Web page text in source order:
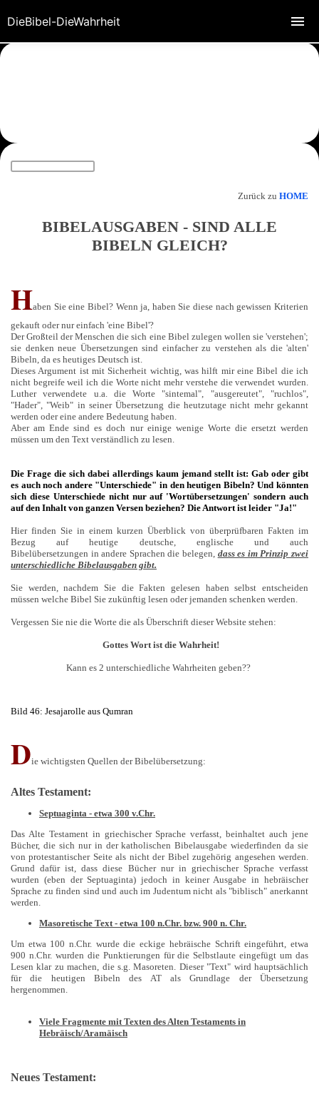
Zurück zu HOME
BIBELAUSGABEN - SIND ALLE
BIBELN GLEICH?
Haben Sie eine Bibel? Wenn ja, haben Sie diese nach gewissen Kriterien
gekauft oder nur einfach 'eine Bibel'?
Der Großteil der Menschen die sich eine Bibel zulegen wollen sie 'verstehen';
sie denken neue Übersetzungen sind einfacher zu verstehen als die 'alten'
Bibeln, da es heutiges Deutsch ist.
Dieses Argument ist mit Sicherheit wichtig, was hilft mir eine Bibel die ich
nicht begreife weil ich die Worte nicht mehr verstehe die verwendet wurden.
Luther verwendete u.a. die Worte "sintemal", "ausgereutet", "ruchlos",
"Hader", "Weib" in seiner Übersetzung die heutzutage nicht mehr gekannt
werden oder eine andere Bedeutung haben.
Aber am Ende sind es doch nur einige wenige Worte die ersetzt werden
müssen um den Text verständlich zu lesen.
Die Frage die sich dabei allerdings kaum jemand stellt ist: Gab oder gibt
es auch noch andere "Unterschiede" in den heutigen Bibeln? Und könnten
sich diese Unterschiede nicht nur auf 'Wortübersetzungen' sondern auch
auf den Inhalt von ganzen Versen beziehen? Die Antwort ist leider "Ja!"
Hier finden Sie in einem kurzen Überblick von überprüfbaren Fakten im
Bezug auf heutige deutsche, englische und auch
Bibelübersetzungen in andere Sprachen die belegen, dass es im Prinzip zwei
unterschiedliche Bibelausgaben gibt.
Sie werden, nachdem Sie die Fakten gelesen haben selbst entscheiden
müssen welche Bibel Sie zukünftig lesen oder jemanden schenken werden.
Vergessen Sie nie die Worte die als Überschrift dieser Website stehen:
Gottes Wort ist die Wahrheit!
Kann es 2 unterschiedliche Wahrheiten geben??
Bild 46: Jesajarolle aus Qumran
Die wichtigsten Quellen der Bibelübersetzung:
Altes Testament:
Septuaginta - etwa 300 v.Chr.
Das Alte Testament in griechischer Sprache verfasst, beinhaltet auch jene
Bücher, die sich nur in der katholischen Bibelausgabe wiederfinden da sie
von protestantischer Seite als nicht der Bibel zugehörig angesehen werden.
Grund dafür ist, dass diese Bücher nur in griechischer Sprache verfasst
wurden (eben der Septuaginta) jedoch in keiner Ausgabe in hebräischer
Sprache zu finden sind und auch im Judentum nicht als "biblisch" anerkannt
werden.
Masoretische Text - etwa 100 n.Chr. bzw. 900 n. Chr.
Um etwa 100 n.Chr. wurde die eckige hebräische Schrift eingeführt, etwa
900 n.Chr. wurden die Punktierungen für die Selbstlaute eingefügt um das
Lesen klar zu machen, die s.g. Masoreten. Dieser "Text" wird hauptsächlich
für die heutigen Bibeln des AT als Grundlage der Übersetzung
hergenommen.
Viele Fragmente mit Texten des Alten Testaments in
Hebräisch/Aramäisch
Neues Testament:
DieBibel-DieWahrheit